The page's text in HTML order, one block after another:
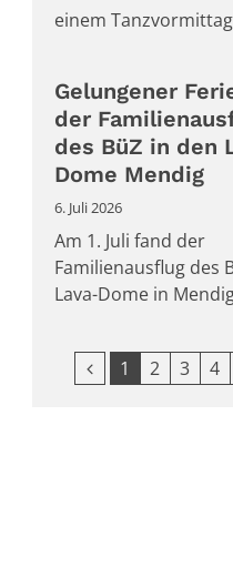
einem
Gelungener
der
des BüZ in den
Dome Mendig
6. Juli 2026
Am 1. Juli fand der
Familienausflug des
Lava-Dome in
Vorherige Seite
1 2 3 4